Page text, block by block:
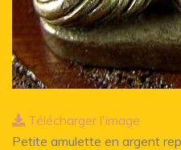
Télécharger l'image
Petite amulette en argent